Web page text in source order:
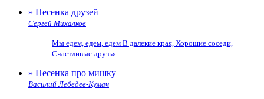
» Песенка друзей
Сергей Михалков
Мы едем, едем, едем В далекие края, Хорошие соседи,
Счастливые друзья....
» Песенка про мишку
Василий Лебедев-Кумач